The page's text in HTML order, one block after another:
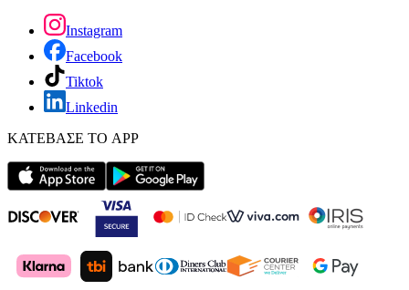
Instagram
Facebook
Tiktok
Linkedin
ΚΑΤΕΒΑΣΕ ΤΟ APP